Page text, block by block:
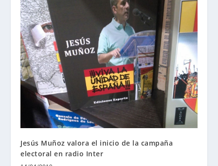
Jesús Muñoz valora el inicio de la campaña
electoral en radio Inter